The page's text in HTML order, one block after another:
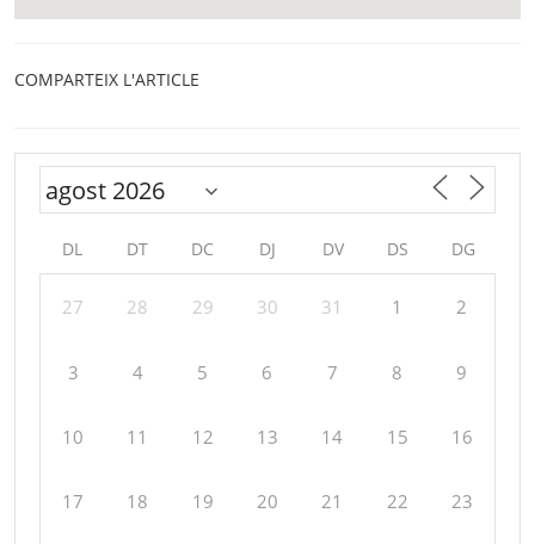
COMPARTEIX L'ARTICLE
DL DT DC DJ DV DS DG
27 28 29 30 31 1 2
3 4 5 6 7 8 9
10 11 12 13 14 15 16
17 18 19 20 21 22 23